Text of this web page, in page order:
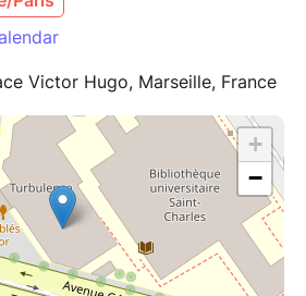
Victor Hugo, Marseille, France
+
−